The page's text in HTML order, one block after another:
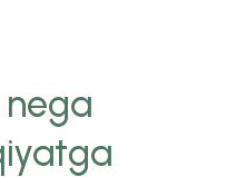
nega